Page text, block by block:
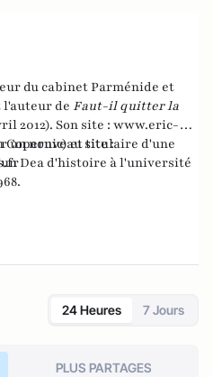
du cabinet Parménide et
l'auteur de Faut-il quitter la
2012). Son site : www.eric-
un nouveau site :
Copernic) et titulaire d'une
Dea d'histoire à l'université
24 Heures 7 Jours
PLUS PARTAGES